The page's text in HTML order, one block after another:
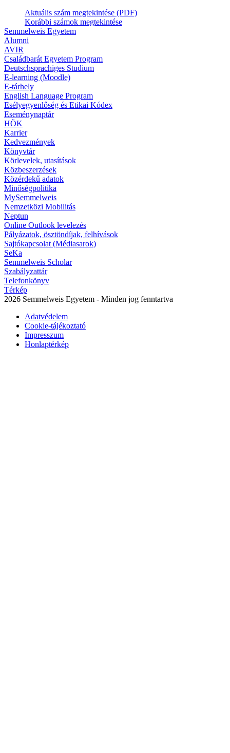
Aktuális szám megtekintése (PDF)
Korábbi számok megtekintése
Semmelweis Egyetem
Alumni
AVIR
Családbarát Egyetem Program
Deutschsprachiges Studium
E-learning (Moodle)
E-tárhely
English Language Program
Esélyegyenlőség és Etikai Kódex
Eseménynaptár
HÖK
Karrier
Kedvezmények
Könyvtár
Körlevelek, utasítások
Közbeszerzések
Közérdekű adatok
Minőségpolitika
MySemmelweis
Nemzetközi Mobilitás
Neptun
Online Outlook levelezés
Pályázatok, ösztöndíjak, felhívások
Sajtókapcsolat (Médiasarok)
SeKa
Semmelweis Scholar
Szabályzattár
Telefonkönyv
Térkép
2026 Semmelweis Egyetem - Minden jog fenntartva
Adatvédelem
Cookie-tájékoztató
Impresszum
Honlaptérkép